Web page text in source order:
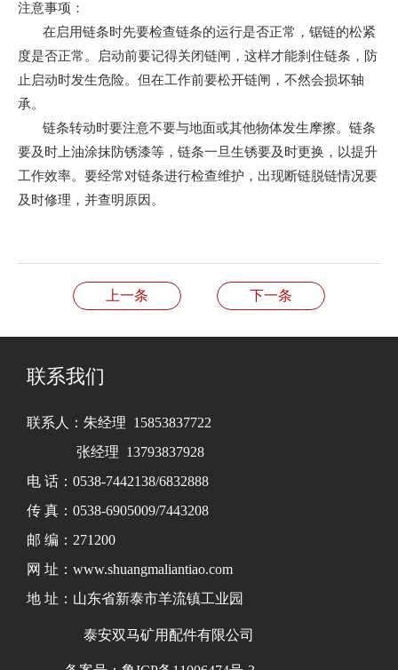
注意事项：
在启用链条时先要检查链条的运行是否正常，锯链的松紧
度是否正常。启动前要记得关闭链闸，这样才能刹住链条，防
止启动时发生危险。但在工作前要松开链闸，不然会损坏轴
承。
链条转动时要注意不要与地面或其他物体发生摩擦。链条
要及时上油涂抹防锈漆等，链条一旦生锈要及时更换，以提升
工作效率。要经常对链条进行检查维护，出现断链脱链情况要
及时修理，并查明原因。
上一条 下一条
联系我们
联系人：朱经理 15853837722
张经理 13793837928
电 话：0538-7442138/6832888
传 真：0538-6905009/7443208
邮 编：271200
网 址：www.shuangmaliantiao.com
地 址：山东省新泰市羊流镇工业园
泰安双马矿用配件有限公司